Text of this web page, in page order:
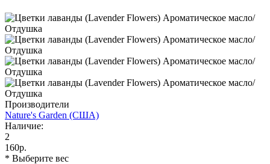
Производители
Nature's Garden (США)
Наличие:
2
160р.
* Выберите вес